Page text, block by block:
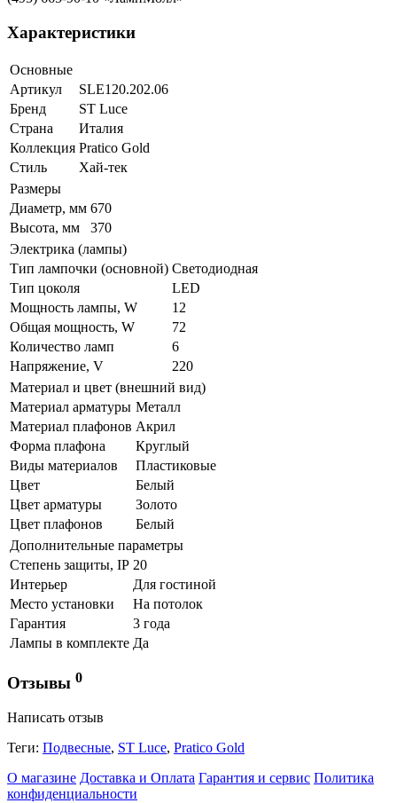
Характеристики
Основные
Артикул
SLE120.202.06
Бренд
ST Luce
Страна
Италия
Коллекция Pratico Gold
Стиль
Хай-тек
Размеры
Диаметр, мм 670
Высота, мм
370
Электрика (лампы)
Тип лампочки (основной) Светодиодная
Тип цоколя
LED
Мощность лампы, W
12
Общая мощность, W
72
Количество ламп
6
Напряжение, V
220
Материал и цвет (внешний вид)
Материал арматуры Металл
Материал плафонов Акрил
Форма плафона
Круглый
Виды материалов
Пластиковые
Цвет
Белый
Цвет арматуры
Золото
Цвет плафонов
Белый
Дополнительные параметры
Степень защиты, IP 20
Интерьер
Для гостиной
Место установки
На потолок
Гарантия
3 года
Лампы в комплекте Да
Отзывы 0
Написать отзыв
Теги: Подвесные, ST Luce, Pratico Gold
О магазине Доставка и Оплата Гарантия и сервис Политика
конфиденциальности